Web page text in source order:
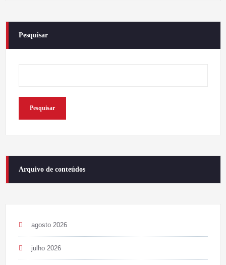
Pesquisar
Pesquisar
Arquivo de conteúdos
agosto 2026
julho 2026